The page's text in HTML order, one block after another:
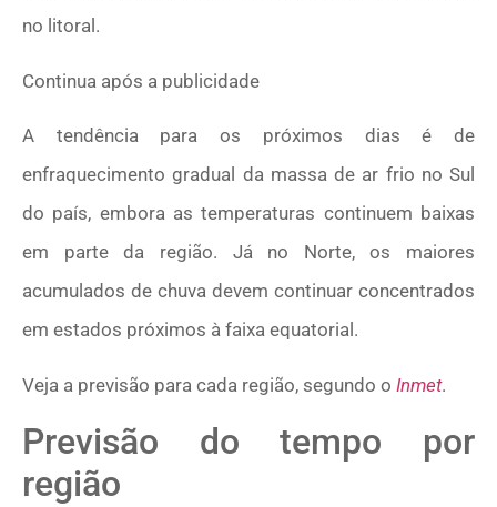
no litoral.
Continua após a publicidade
A tendência para os próximos dias é de
enfraquecimento gradual da massa de ar frio no Sul
do país, embora as temperaturas continuem baixas
em parte da região. Já no Norte, os maiores
acumulados de chuva devem continuar concentrados
em estados próximos à faixa equatorial.
Veja a previsão para cada região, segundo o Inmet.
Previsão do tempo por
região